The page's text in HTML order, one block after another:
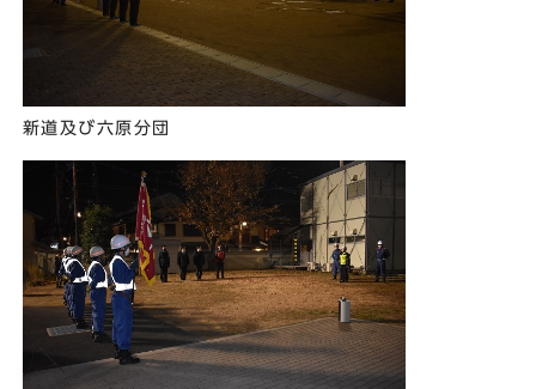
新道及び六原分団